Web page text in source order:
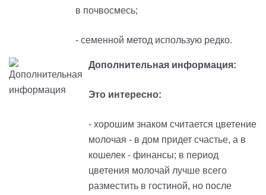
в почвосмесь;
- семенной метод использую редко.
Дополнительная информация:
Это интересно:
- хорошим знаком считается цветение
молочая - в дом придет счастье, а в
кошелек - финансы; в период
цветения молочай лучше всего
разместить в гостиной, но после